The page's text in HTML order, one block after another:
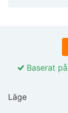
Baserat på
Läge